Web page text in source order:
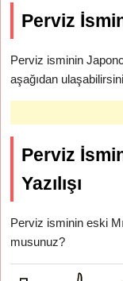
Perviz
Perviz isminin
aşağıdan
Perviz
Yazılışı
Perviz isminin eski
musunuz?